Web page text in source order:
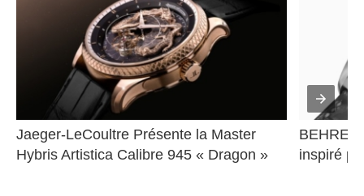
Jaeger-LeCoultre Présente la Master
Hybris Artistica Calibre 945 « Dragon »
inspiré